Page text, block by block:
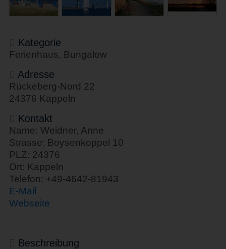
Kategorie
Ferienhaus, Bungalow
Adresse
Rückeberg-Nord 22
24376 Kappeln
Kontakt
Name: Weidner, Anne
Strasse: Boysenkoppel 10
PLZ: 24376
Ort: Kappeln
Telefon: +49-4642-81943
E-Mail
Webseite
Beschreibung